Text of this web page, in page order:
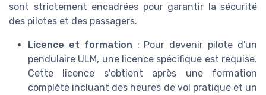
sont strictement encadrées pour garantir la sécurité
des pilotes et des passagers.
Licence et formation : Pour devenir pilote d'un
pendulaire ULM, une licence spécifique est requise.
Cette licence s'obtient après une formation
complète incluant des heures de vol pratique et un